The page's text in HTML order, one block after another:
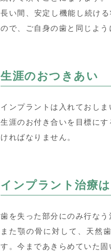
長い間、安定し機能し続け
ので、ご自身の歯と同じよ
生涯のおつきあい
インプラントは入れておし
生涯のお付き合いを目標に
ければなりません。
インプラント治療
歯を失った部分にのみ行な
また顎の骨に対して、天然
す。今まであきらめていた固